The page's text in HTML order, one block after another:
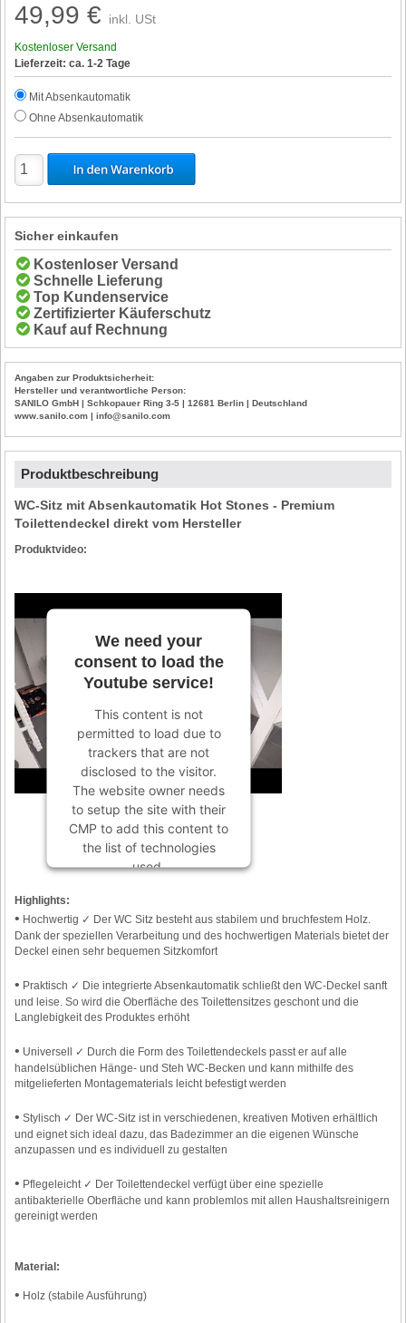
49,99 € inkl. USt
Kostenloser Versand
Lieferzeit: ca. 1-2 Tage
Mit Absenkautomatik
Ohne Absenkautomatik
Sicher einkaufen
Kostenloser Versand
Schnelle Lieferung
Top Kundenservice
Zertifizierter Käuferschutz
Kauf auf Rechnung
Angaben zur Produktsicherheit:
Hersteller und verantwortliche Person:
SANILO GmbH | Schkopauer Ring 3-5 | 12681 Berlin | Deutschland
www.sanilo.com | info@sanilo.com
Produktbeschreibung
WC-Sitz mit Absenkautomatik Hot Stones - Premium
Toilettendeckel direkt vom Hersteller
Produktvideo:
We need your
consent to load the
Youtube service!
This content is not
permitted to load due to
trackers that are not
disclosed to the visitor.
The website owner needs
to setup the site with their
CMP to add this content to
the list of technologies
used.
Consent Management
Platform
Highlights:
• Hochwertig ✓ Der WC Sitz besteht aus stabilem und bruchfestem Holz.
Dank der speziellen Verarbeitung und des hochwertigen Materials bietet der
Deckel einen sehr bequemen Sitzkomfort
• Praktisch ✓ Die integrierte Absenkautomatik schließt den WC-Deckel sanft
und leise. So wird die Oberfläche des Toilettensitzes geschont und die
Langlebigkeit des Produktes erhöht
• Universell ✓ Durch die Form des Toilettendeckels passt er auf alle
handelsüblichen Hänge- und Steh WC-Becken und kann mithilfe des
mitgelieferten Montagematerials leicht befestigt werden
• Stylisch ✓ Der WC-Sitz ist in verschiedenen, kreativen Motiven erhältlich
und eignet sich ideal dazu, das Badezimmer an die eigenen Wünsche
anzupassen und es individuell zu gestalten
• Pflegeleicht ✓ Der Toilettendeckel verfügt über eine spezielle
antibakterielle Oberfläche und kann problemlos mit allen Haushaltsreinigern
gereinigt werden
Material:
• Holz (stabile Ausführung)